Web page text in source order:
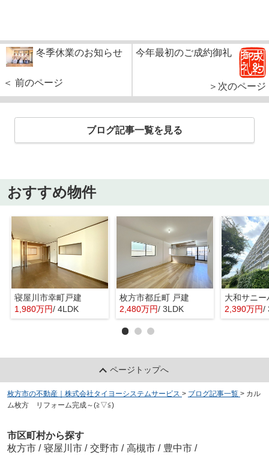
冬季休業のお知らせ
＜ 前のページ
今年最初のご成約御礼
＞次のページ
ブログ記事一覧を見る
おすすめ物件
寝屋川市幸町戸建
1,980万円/ 4LDK
枚方市都丘町 戸建
2,480万円/ 3LDK 2,390万円/
ページトップへ
枚方市の不動産｜株式会社タイヨーシステムサービス > ブログ記事一覧 > カル
ム枚方 リフォーム完成～(≧▽≦)
市区町村から探す
枚方市 / 寝屋川市 / 交野市 / 高槻市 / 豊中市 /